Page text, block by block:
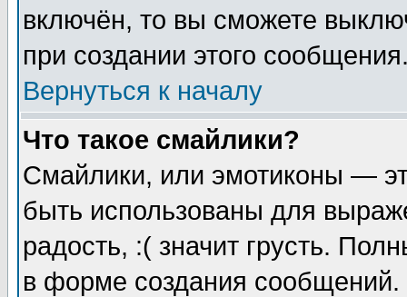
включён, то вы сможете
при создании этого
Вернуться к началу
Что такое смайлики?
Смайлики, или эмотиконы —
быть использованы для
радость, :( значит грусть.
в форме создания сообщений.